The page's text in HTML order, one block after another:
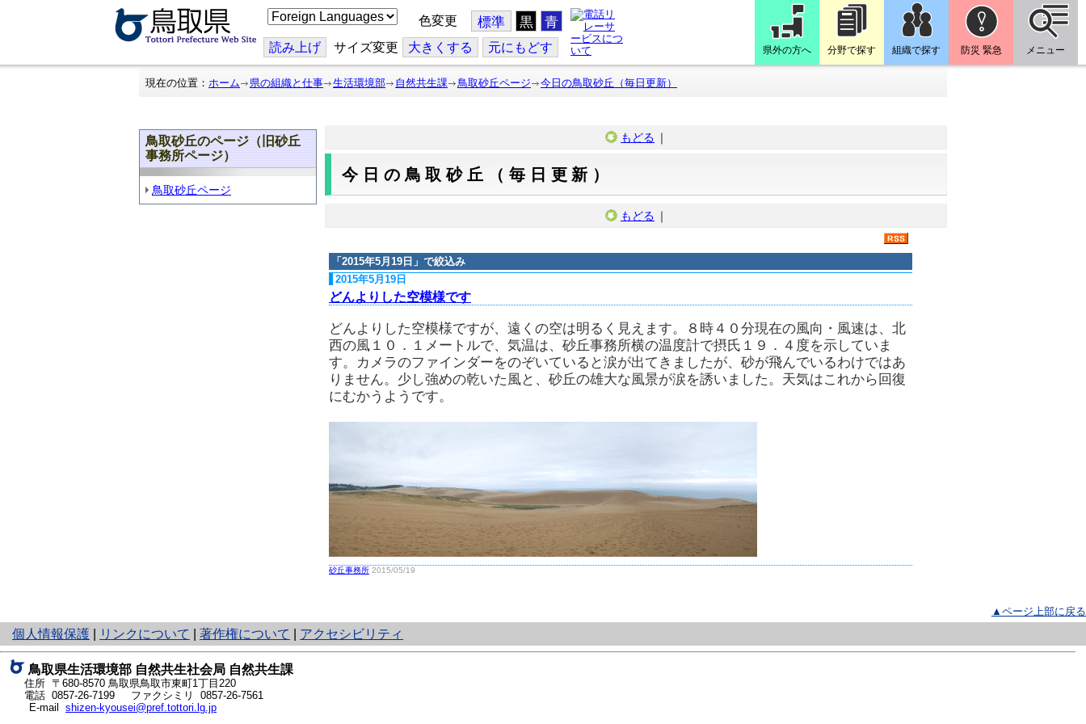
こ
の
ジ
を
翻
色変更 標準 黒 青
読み上げ サイズ変更 大きくする 元にもどす 県外の方へ 分野で探す 組織で探す 防災 緊急 メニュー
現在の位置： ホーム 県の組織と仕事 生活環境部 自然共生課 鳥取砂丘ページ 今日の鳥取砂丘（毎日更新）
鳥取砂丘のページ（旧砂丘
事務所ページ）
鳥取砂丘ページ
もどる ｜
今日の鳥取砂丘（毎日更新）
もどる ｜
「 2015年5月19日 」で絞込み
2015年5月19日
どんよりした空模様です
どんよりした空模様ですが、遠くの空は明るく見えます。８時４０分現在の風向・風速は、北
西の風１０．１メートルで、気温は、砂丘事務所横の温度計で摂氏１９．４度を示していま
す。カメラのファインダーをのぞいていると涙が出てきましたが、砂が飛んでいるわけではあ
りません。少し強めの乾いた風と、砂丘の雄大な風景が涙を誘いました。天気はこれから回復
にむかうようです。
砂丘事務所 2015/05/19
▲ページ上部に戻る
個人情報保護
と
り
ネ
ッ
ト
へ
リンクについて 著作権について アクセシビリティ
鳥取県生活環境部 自然共生社会局 自然共生課
住所 〒680-8570 鳥取県鳥取市東町1丁目220
電話 0857-26-7199
ファクシミリ 0857-26-7561
E-mail shizen-kyousei@pref.tottori.lg.jp